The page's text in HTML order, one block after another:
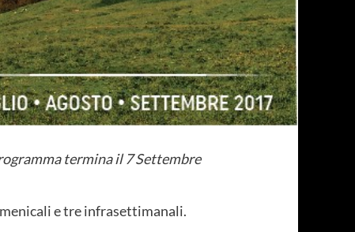
termina il 7 Settembre
e tre infrasettimanali.